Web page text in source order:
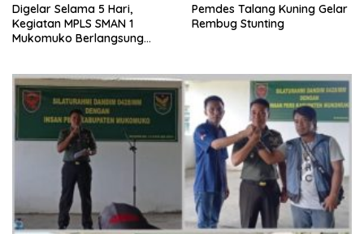
Digelar Selama 5 Hari,
Kegiatan MPLS SMAN 1
Mukomuko Berlangsung
Pemdes Talang Kuning Gelar
Rembug Stunting